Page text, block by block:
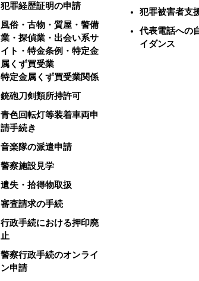
犯罪経歴証明の申請
風俗・古物・質屋・警備
業・探偵業・出会い系サ
イト・特金条例・特定金
属くず買受業
特定金属くず買受業関係
銃砲刀剣類所持許可
青色回転灯等装着車両申
請手続き
音楽隊の派遣申請
警察施設見学
遺失・拾得物取扱
審査請求の手続
行政手続における押印廃
止
警察行政手続のオンライ
ン申請
犯罪被害者支
代表電話への
イダンス